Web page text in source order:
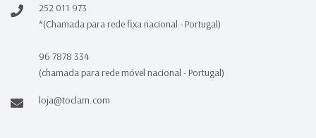
252 011 973
*(Chamada para rede fixa nacional - Portugal)
96 7878 334
(chamada para rede móvel nacional - Portugal)
loja@toclam.com